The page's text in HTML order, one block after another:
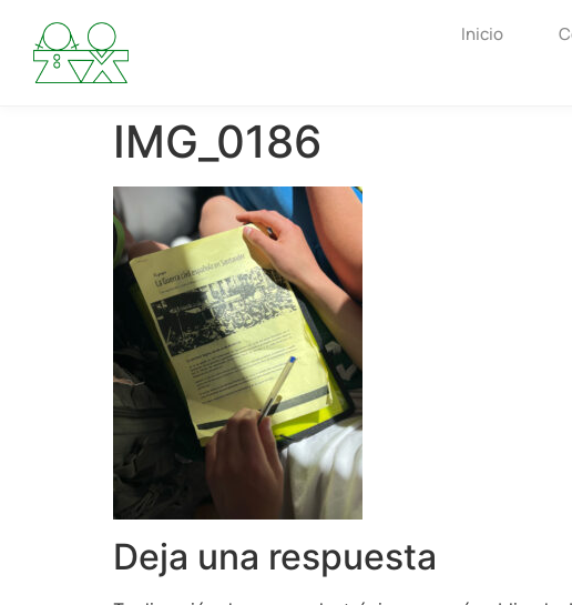
Inicio
IMG_0186
Deja una respuesta